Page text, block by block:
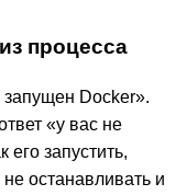
процесса
Docker».
«у вас не
его запустить,
останавливать и